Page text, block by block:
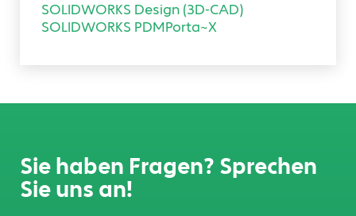
SOLIDWORKS Design (3D-CAD)
SOLIDWORKS PDMPorta~X
Sie haben Fragen? Sprechen
Sie uns an!